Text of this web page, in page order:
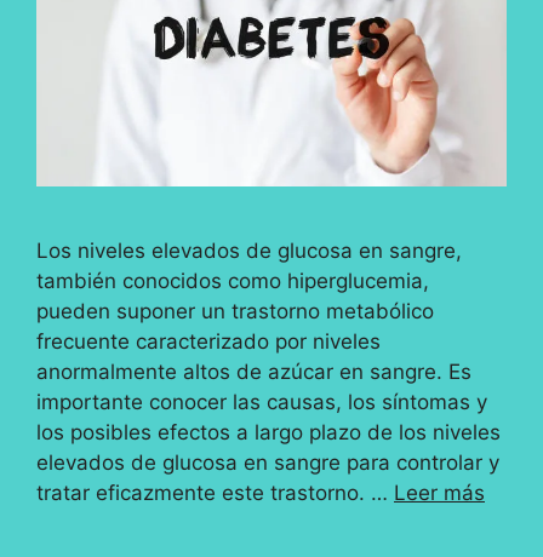
Los niveles elevados de glucosa en sangre,
también conocidos como hiperglucemia,
pueden suponer un trastorno metabólico
frecuente caracterizado por niveles
anormalmente altos de azúcar en sangre. Es
importante conocer las causas, los síntomas y
los posibles efectos a largo plazo de los niveles
elevados de glucosa en sangre para controlar y
tratar eficazmente este trastorno. … Leer más